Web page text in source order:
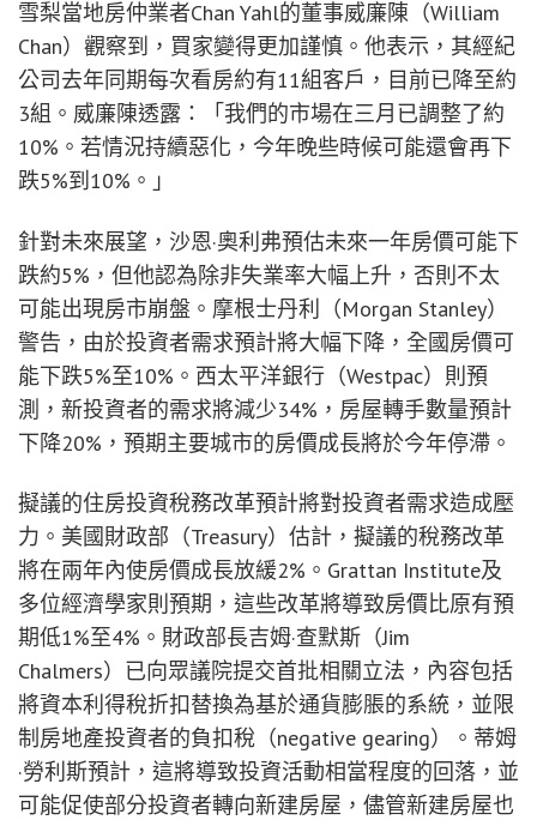
雪梨當地房仲業者Chan Yahl的董事威廉陳（William
Chan）觀察到，買家變得更加謹慎。他表示，其經紀
公司去年同期每次看房約有11組客戶，目前已降至約
3組。威廉陳透露：「我們的市場在三月已調整了約
10%。若情況持續惡化，今年晚些時候可能還會再下
跌5%到10%。」
針對未來展望，沙恩·奧利弗預估未來一年房價可能下
跌約5%，但他認為除非失業率大幅上升，否則不太
可能出現房市崩盤。摩根士丹利（Morgan Stanley）
警告，由於投資者需求預計將大幅下降，全國房價可
能下跌5%至10%。西太平洋銀行（Westpac）則預
測，新投資者的需求將減少34%，房屋轉手數量預計
下降20%，預期主要城市的房價成長將於今年停滯。
擬議的住房投資稅務改革預計將對投資者需求造成壓
力。美國財政部（Treasury）估計，擬議的稅務改革
將在兩年內使房價成長放緩2%。Grattan Institute及
多位經濟學家則預期，這些改革將導致房價比原有預
期低1%至4%。財政部長吉姆·查默斯（Jim
Chalmers）已向眾議院提交首批相關立法，內容包括
將資本利得稅折扣替換為基於通貨膨脹的系統，並限
制房地產投資者的負扣稅（negative gearing）。蒂姆
·勞利斯預計，這將導致投資活動相當程度的回落，並
可能促使部分投資者轉向新建房屋，儘管新建房屋也